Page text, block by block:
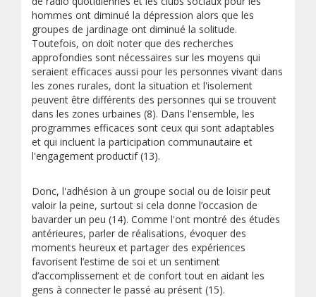
hommes ont diminué la dépression alors que les
groupes de jardinage ont diminué la solitude.
Toutefois, on doit noter que des recherches
approfondies sont nécessaires sur les moyens qui
seraient efficaces aussi pour les personnes vivant dans
les zones rurales, dont la situation et l'isolement
peuvent être différents des personnes qui se trouvent
dans les zones urbaines (8). Dans l'ensemble, les
programmes efficaces sont ceux qui sont adaptables
et qui incluent la participation communautaire et
l'engagement productif (13).
Donc, l'adhésion à un groupe social ou de loisir peut
valoir la peine, surtout si cela donne l’occasion de
bavarder un peu (14). Comme l'ont montré des études
antérieures, parler de réalisations, évoquer des
moments heureux et partager des expériences
favorisent l’estime de soi et un sentiment
d’accomplissement et de confort tout en aidant les
gens à connecter le passé au présent (15).